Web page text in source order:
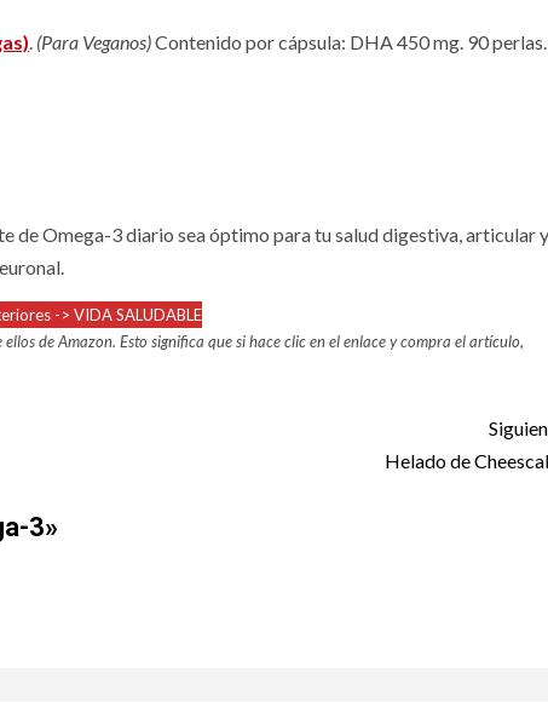
. (Para Veganos)Contenido por cápsula: DHA 450 mg. 90 perlas.
de Omega-3 diario sea óptimo para tu salud digestiva, articular y
-> VIDA SALUDABLE
de Amazon. Esto significa que si hace clic en el enlace y compra el artículo,
Helado de
3»